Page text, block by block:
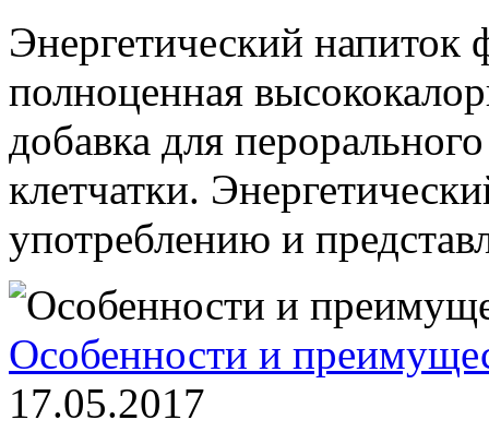
Энергетический
полноценная
добавка для
клетчатки.
употреблению и
Особенности и
17.05.2017